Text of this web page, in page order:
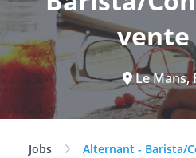
vente
Le Mans,
Jobs Alternant - Barista/